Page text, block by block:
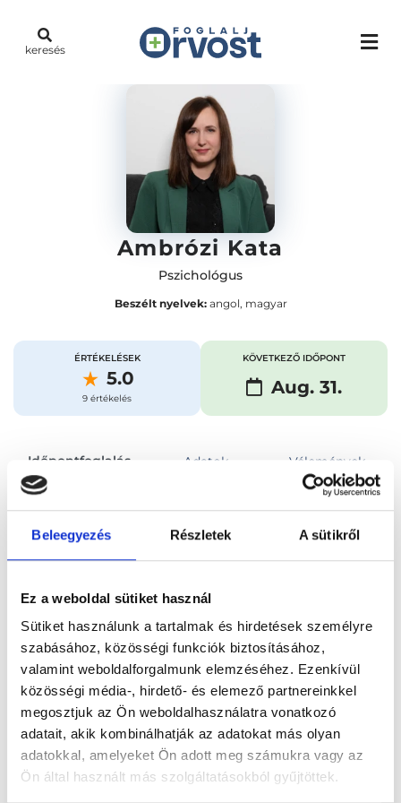
Beleegyezés Részletek A sütikről
Ez a weboldal sütiket használ
Sütiket használunk a tartalmak és hirdetések személyre
szabásához, közösségi funkciók biztosításához,
valamint weboldalforgalmunk elemzéséhez. Ezenkívül
közösségi média-, hirdető- és elemező partnereinkkel
megosztjuk az Ön weboldalhasználatra vonatkozó
adatait, akik kombinálhatják az adatokat más olyan
adatokkal, amelyeket Ön adott meg számukra vagy az
Ön által használt más szolgáltatásokból gyűjtöttek.
keresés
Ambrózi Kata
Pszichológus
Beszélt nyelvek:angol, magyar
ÉRTÉKELÉSEK
5.0
9 értékelés
KÖVETKEZŐ IDŐPONT
Aug. 31.
Időpontfoglalás Adatok Vélemények
Foglalj időpontot
Főoldal Orvosok Pszichológus
Pszichológus, Budapest, VII. kerület Ambrózi Kata